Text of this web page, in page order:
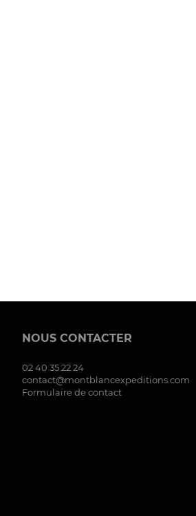
NOUS CONTACTER
02 40 35 22 24
contact@montblancexpeditions.com
Formulaire de contact